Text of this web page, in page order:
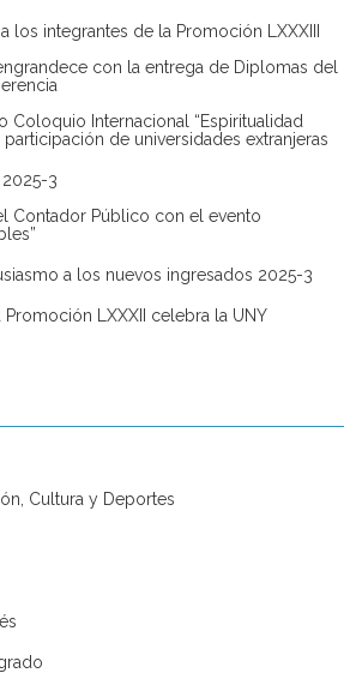
los integrantes de la Promoción LXXXIII
con la entrega de Diplomas del
Coloquio Internacional “Espiritualidad
de universidades extranjeras
3
Contador Público con el evento
a los nuevos ingresados 2025-3
LXXXII celebra la UNY
Cultura y Deportes